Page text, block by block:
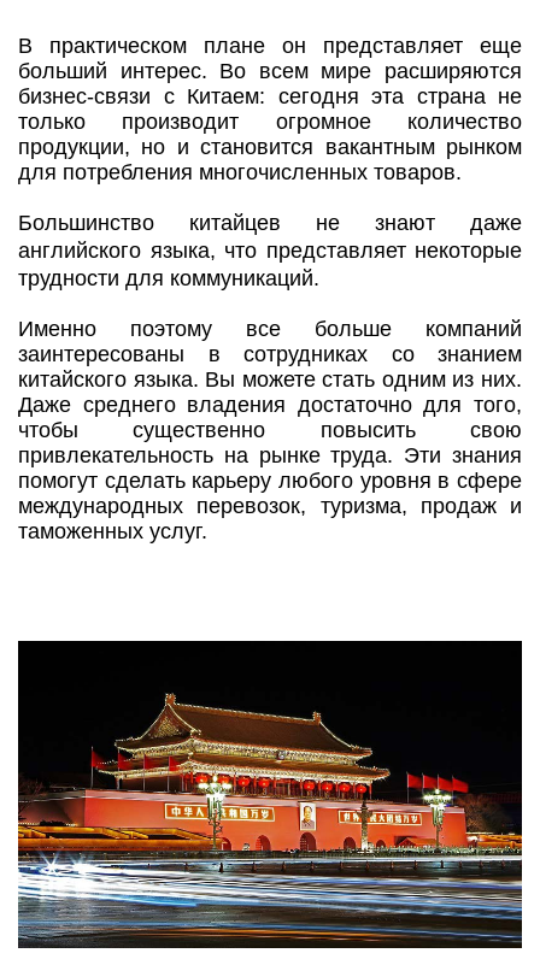
В практическом плане он представляет еще
больший интерес. Во всем мире расширяются
бизнес-связи с Китаем: сегодня эта страна не
только производит огромное количество
продукции, но и становится вакантным рынком
для потребления многочисленных товаров.
Большинство китайцев не знают даже
английского языка, что представляет некоторые
трудности для коммуникаций.
Именно поэтому все больше компаний
заинтересованы в сотрудниках со знанием
китайского языка. Вы можете стать одним из них.
Даже среднего владения достаточно для того,
чтобы существенно повысить свою
привлекательность на рынке труда. Эти знания
помогут сделать карьеру любого уровня в сфере
международных перевозок, туризма, продаж и
таможенных услуг.